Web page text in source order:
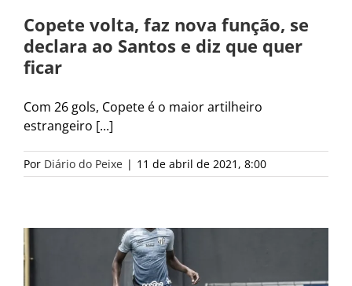
Copete volta, faz nova função, se
declara ao Santos e diz que quer
ficar
Com 26 gols, Copete é o maior artilheiro
estrangeiro [...]
Por Diário do Peixe | 11 de abril de 2021, 8:00